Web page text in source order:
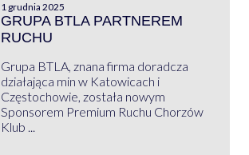
1 grudnia 2025
GRUPA BTLA PARTNEREM
RUCHU
Grupa BTLA, znana firma doradcza
działająca min w Katowicach i
Częstochowie, została nowym
Sponsorem Premium Ruchu Chorzów
Klub ...